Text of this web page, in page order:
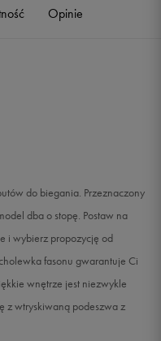
Powiadom o dostępności
Powiadom o dostępności
Opinie
do biegania. Przeznaczony
dba o stopę. Postaw na
i wybierz propozycję od
fasonu gwarantuje Ci
wnętrze jest niezwykle
z wtryskiwaną podeszwa z